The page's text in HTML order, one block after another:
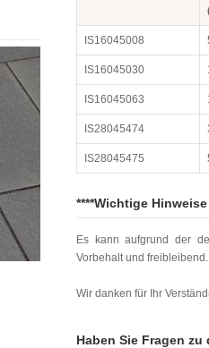
IS16045008
IS16045030
IS16045063
IS28045474
IS28045475
****Wichtige
Es kann aufgrund der
Vorbehalt und
Wir danken für Ihr
Haben Sie Fragen